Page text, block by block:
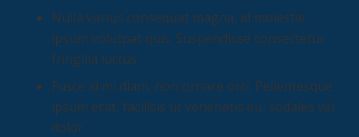
Nulla varius consequat magna, id molestie
ipsum volutpat quis. Suspendisse consectetur
fringilla luctus.
Fusce id mi diam, non ornare orci. Pellentesque
ipsum erat, facilisis ut venenatis eu, sodales vel
dolor.